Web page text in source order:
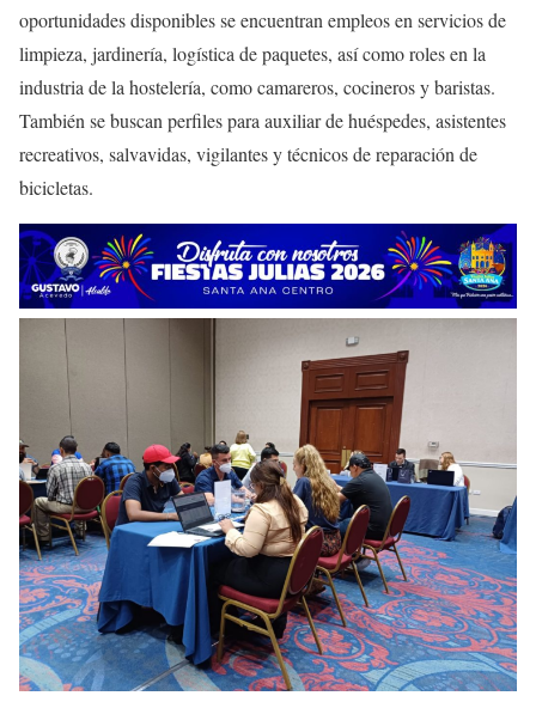
oportunidades disponibles se encuentran empleos en servicios de
limpieza, jardinería, logística de paquetes, así como roles en la
industria de la hostelería, como camareros, cocineros y baristas.
También se buscan perfiles para auxiliar de huéspedes, asistentes
recreativos, salvavidas, vigilantes y técnicos de reparación de
bicicletas.